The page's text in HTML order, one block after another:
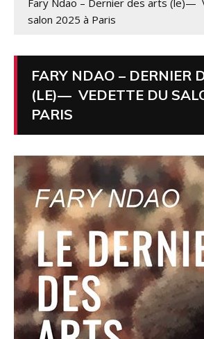
Fary Ndao – Dernier des arts (le)—
salon 2025 à Paris
FARY NDAO – DERNIER
(LE)— VEDETTE DU
PARIS